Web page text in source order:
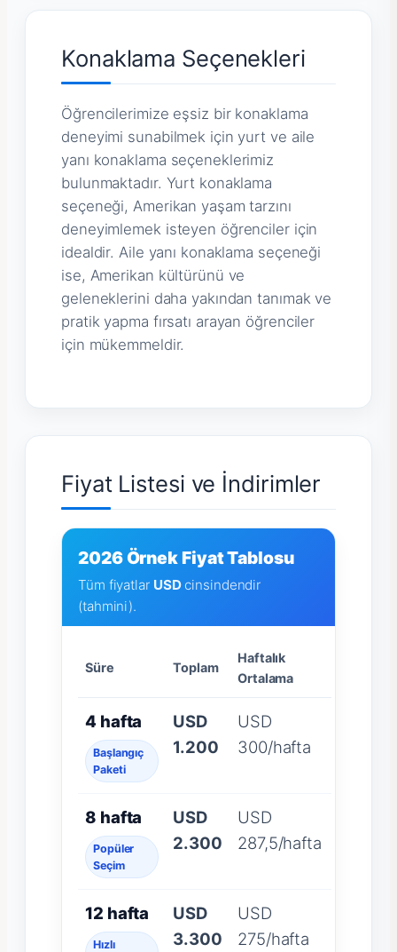
Konaklama Seçenekleri
Öğrencilerimize eşsiz bir konaklama
deneyimi sunabilmek için yurt ve aile
yanı konaklama seçeneklerimiz
bulunmaktadır. Yurt konaklama
seçeneği, Amerikan yaşam tarzını
deneyimlemek isteyen öğrenciler için
idealdir. Aile yanı konaklama seçeneği
ise, Amerikan kültürünü ve
geleneklerini daha yakından tanımak ve
pratik yapma fırsatı arayan öğrenciler
için mükemmeldir.
Fiyat Listesi ve İndirimler
2026 Örnek Fiyat Tablosu
Tüm fiyatlar USDcinsindendir
(tahmini).
Süre Toplam
Haftalık
Ortalama
4 hafta
Başlangıç
Paketi
USD
1.200
USD
300/hafta
8 hafta
Popüler
Seçim
USD
2.300
USD
287,5/hafta
12 hafta
Hızlı
USD
3.300
USD
275/hafta